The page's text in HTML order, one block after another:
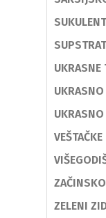
UKRASNE
UKRASNO
UKRASNO
ZELENI